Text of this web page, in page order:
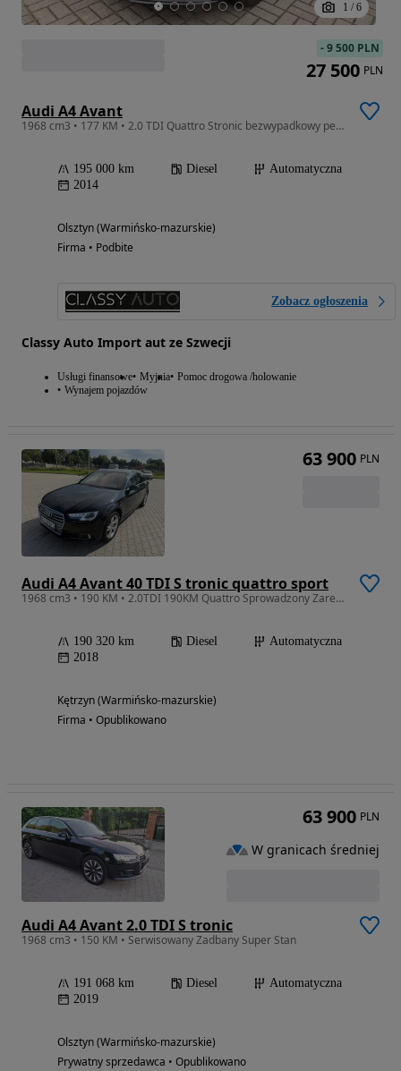
1 / 6
Audi A4 Avant
1968 cm3 • 177 KM • 2.0 TDI Quattro Stronic bezwypadkowy pewny przebieg
195 000 km Diesel
Automatyczna
2014
Olsztyn (Warmińsko-mazurskie)
Firma • Podbite
Zobacz ogłoszenia
Classy Auto Import aut ze Szwecji
Usługi finansowe Myjnia Pomoc drogowa /holowanie
Wynajem pojazdów
-9 500 PLN
27 500 PLN
Audi A4 Avant 40 TDI S tronic quattro sport
1968 cm3 • 190 KM • 2.0TDI 190KM Quattro Sprowadzony Zarejestrowany
190 320 km Diesel
Automatyczna
2018
Kętrzyn (Warmińsko-mazurskie)
Firma • Opublikowano
63 900 PLN
Audi A4 Avant 2.0 TDI S tronic
1968 cm3 • 150 KM • Serwisowany Zadbany Super Stan
191 068 km Diesel
Automatyczna
2019
Olsztyn (Warmińsko-mazurskie)
Prywatny sprzedawca • Opublikowano
63 900 PLN
W granicach średniej